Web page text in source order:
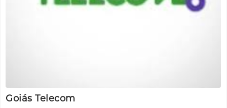
Goiás Telecom